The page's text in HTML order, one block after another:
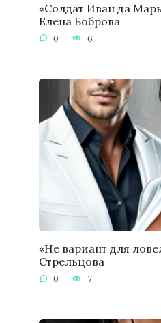
«Солдат Иван да
Елена Боброва
0 6
«Не вариант для
Стрельцова
0 7